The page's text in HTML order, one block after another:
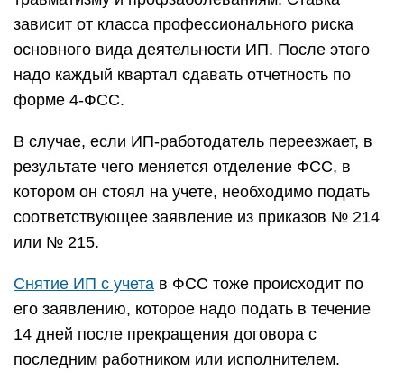
зависит от класса профессионального риска
основного вида деятельности ИП. После этого
надо каждый квартал сдавать отчетность по
форме 4-ФСС.
В случае, если ИП-работодатель переезжает, в
результате чего меняется отделение ФСС, в
котором он стоял на учете, необходимо подать
соответствующее заявление из приказов № 214
или № 215.
Снятие ИП с учета в ФСС тоже происходит по
его заявлению, которое надо подать в течение
14 дней после прекращения договора с
последним работником или исполнителем.